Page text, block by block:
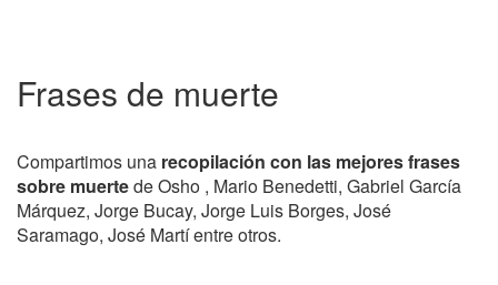
Frases de muerte
Compartimos una recopilación con las mejores frases
sobre muertede Osho , Mario Benedetti, Gabriel García
Márquez, Jorge Bucay, Jorge Luis Borges, José
Saramago, José Martí entre otros.